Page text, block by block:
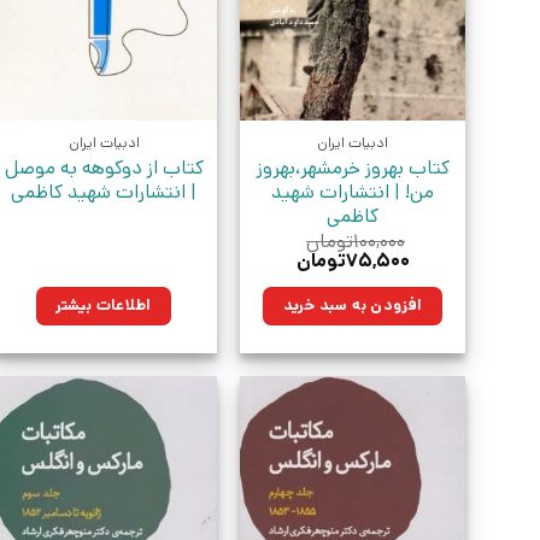
ادبیات ایران
کتاب بهروز خرمشهر،بهروز
من! | انتشارات شهید
کاظمی
۱۰۰,۰۰۰تومان
قیمت
۱۰۰,۰۰۰تومان
بود.
۷۵,۵۰۰تومان
۷۵,۵۰۰تومان.افزودن به سبد خرید
ادبیات ایران
کتاب از دوکوهه به موصل
| انتشارات شهید کاظمی
اطلاعات بیشتر